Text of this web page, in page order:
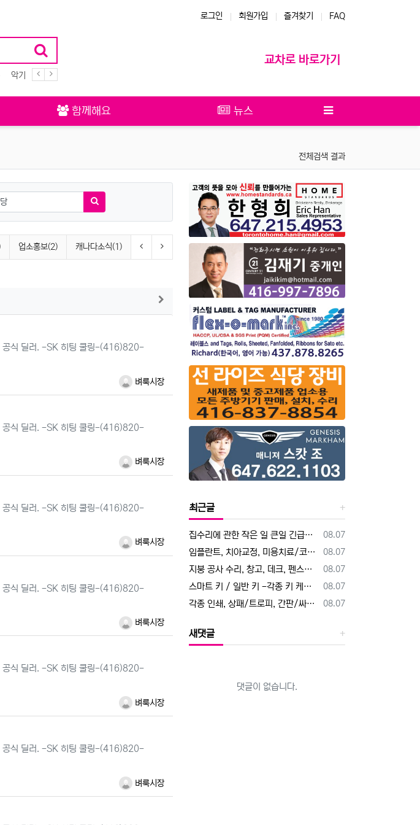
로그인 회원가입 즐겨찾기 FAQ
악기 식당
교차로 바로가기
함께해요 뉴스
전체검색 결과
어
검색하기
업소홍보(2) 캐나다소식(1) 이전 게시판다음 게시판
게시판에서 더보기
공식 딜러. -SK 히팅 쿨링-(416)820-
벼룩시장
공식 딜러. -SK 히팅 쿨링-(416)820-
벼룩시장
공식 딜러. -SK 히팅 쿨링-(416)820-
벼룩시장
공식 딜러. -SK 히팅 쿨링-(416)820-
벼룩시장
공식 딜러. -SK 히팅 쿨링-(416)820-
벼룩시장
공식 딜러. -SK 히팅 쿨링-(416)820-
벼룩시장
최근글
등록일
08.07
집수리에 관한 작은 일 큰일 긴급한 일. 30년 경력의 목수에게 맡겨 주
등록일
08.07
임플란트, 치아교정, 미용치료/코골이 방지, 화이트닝, 사랑니 발치. 직
등록일
08.07
지붕 공사 수리, 창고, 데크, 펜스공사, 인트락, 잔디공사, 나무 자르
등록일
08.07
스마트 키 / 일반 키 -각종 키 케이스 수리 및 교체 - 핸드폰 키(스
등록일
08.07
각종 인쇄, 상패/트로피, 간판/싸인, T-Shirt 프린팅. 명함, 전
새댓글
댓글이 없습니다.